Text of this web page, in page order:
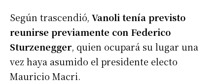
Según trascendió, Vanoli tenía previsto
reunirse previamente con Federico
Sturzenegger, quien ocupará su lugar una
vez haya asumido el presidente electo
Mauricio Macri.